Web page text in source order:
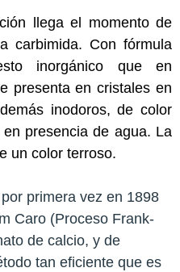
llega el momento de
carbimida. Con fórmula
inorgánico que en
presenta en cristales en
inodoros, de color
presencia de agua. La
un color terroso.
primera vez en 1898
Caro (Proceso Frank-
de calcio, y de
tan eficiente que es